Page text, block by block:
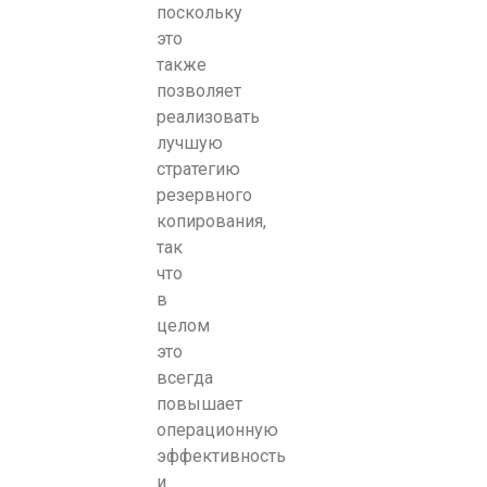
поскольку
это
также
позволяет
реализовать
лучшую
стратегию
резервного
копирования,
так
что
в
целом
это
всегда
повышает
операционную
эффективность
и